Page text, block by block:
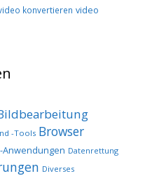
konvertieren video
-Tools Browser
Anwendungen Datenrettung
Diverses